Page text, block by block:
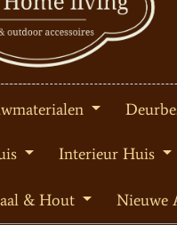
Interieur Huis
& Hout Nieuwe